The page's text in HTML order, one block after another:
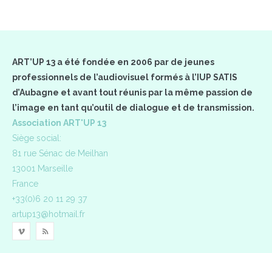
ART’UP 13 a été fondée en 2006 par de jeunes
professionnels de l’audiovisuel formés à l’IUP SATIS
d’Aubagne et avant tout réunis par la même passion de
l’image en tant qu’outil de dialogue et de transmission.
Association ART'UP 13
Siège social:
81 rue Sénac de Meilhan
13001 Marseille
France
+33(0)6 20 11 29 37
artup13@hotmail.fr